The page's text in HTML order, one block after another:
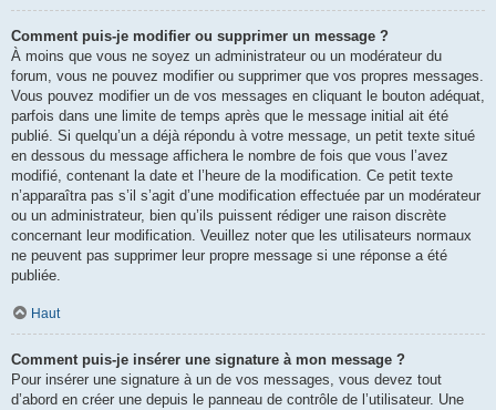
Comment puis-je modifier ou supprimer un message ?
À moins que vous ne soyez un administrateur ou un modérateur du
forum, vous ne pouvez modifier ou supprimer que vos propres messages.
Vous pouvez modifier un de vos messages en cliquant le bouton adéquat,
parfois dans une limite de temps après que le message initial ait été
publié. Si quelqu’un a déjà répondu à votre message, un petit texte situé
en dessous du message affichera le nombre de fois que vous l’avez
modifié, contenant la date et l’heure de la modification. Ce petit texte
n’apparaîtra pas s’il s’agit d’une modification effectuée par un modérateur
ou un administrateur, bien qu’ils puissent rédiger une raison discrète
concernant leur modification. Veuillez noter que les utilisateurs normaux
ne peuvent pas supprimer leur propre message si une réponse a été
publiée.
Haut
Comment puis-je insérer une signature à mon message ?
Pour insérer une signature à un de vos messages, vous devez tout
d’abord en créer une depuis le panneau de contrôle de l’utilisateur. Une